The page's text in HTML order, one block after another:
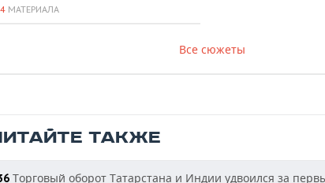
МАТЕРИАЛА
Все сюжеты
ТАКЖЕ
Торговый оборот Татарстана и Индии удвоился за